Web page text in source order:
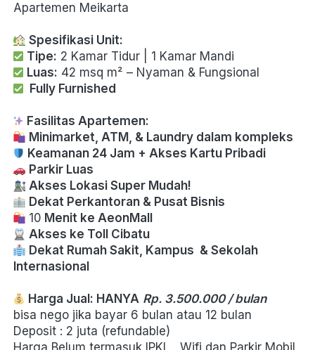
Apartemen Meikarta
Spesifikasi Unit:
Tipe: 2 Kamar Tidur | 1 Kamar Mandi
Luas: 42 msq m² – Nyaman & Fungsional
Fully Furnished
Fasilitas Apartemen:
Minimarket, ATM, & Laundry dalam kompleks
Keamanan 24 Jam + Akses Kartu Pribadi
Parkir Luas
Akses Lokasi Super Mudah!
Dekat Perkantoran & Pusat Bisnis
10 Menit ke AeonMall
Akses ke Toll Cibatu
Dekat Rumah Sakit, Kampus  & Sekolah
Internasional
Harga Jual: HANYA Rp. 3.500.000 / bulan
bisa nego jika bayar 6 bulan atau 12 bulan
Deposit : 2 juta (refundable)